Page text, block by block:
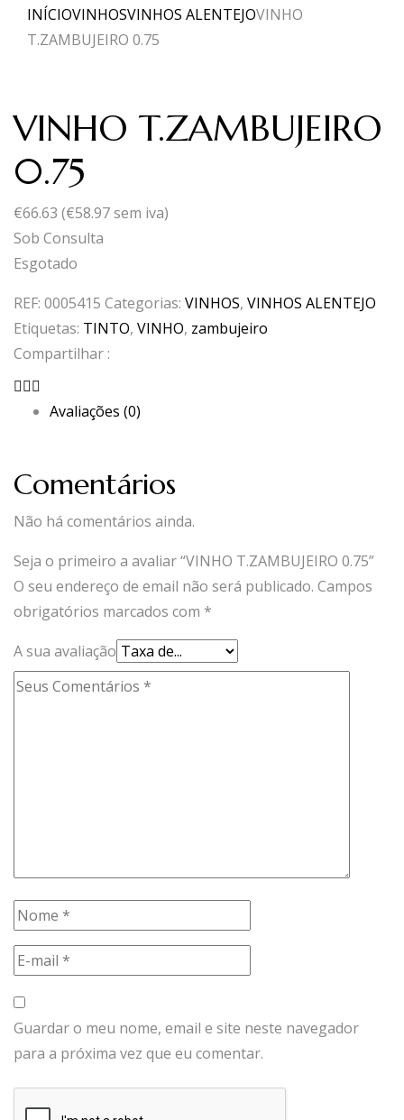
INÍCIOVINHOSVINHOS ALENTEJOVINHO
T.ZAMBUJEIRO 0.75
VINHO T.ZAMBUJEIRO
0.75
€66.63 (€58.97sem iva)
Sob Consulta
Esgotado
REF: 0005415 Categorias: VINHOS, VINHOS ALENTEJO
Etiquetas: TINTO, VINHO, zambujeiro
Compartilhar :
Avaliações (0)
Comentários
Não há comentários ainda.
Seja o primeiro a avaliar “VINHO T.ZAMBUJEIRO 0.75”
O seu endereço de email não será publicado. Campos
obrigatórios marcados com *
A sua avaliação
Guardar o meu nome, email e site neste navegador
para a próxima vez que eu comentar.